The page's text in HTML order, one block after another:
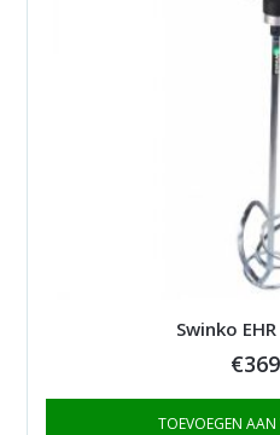
Swinko
€
TOEVOEGEN